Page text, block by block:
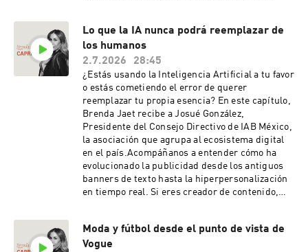
sociales, el fenómeno del wish list de las
Birkins, las anécdotas detrás de los directores
creativos como Karl Lagerfeld y cómo el
mercado mexicano se ha vuelto tan maduro que
las grandes firmas globales diseñan piezas
exclusivas para nuestro país. Una plática
indispensable para entender el verdadero
significado del Savoir-Faire.Caprichos, con
Brenda Jaet, por adn Noticias Radio.
Lo que la IA nunca podrá reemplazar de
los humanos
2.7.2026
28:45
¿Estás usando la Inteligencia Artificial a tu favor
o estás cometiendo el error de querer
reemplazar tu propia esencia? En este capítulo,
Brenda Jaet recibe a Josué González,
Presidente del Consejo Directivo de IAB México,
la asociación que agrupa al ecosistema digital
en el país.Acompáñanos a entender cómo ha
evolucionado la publicidad desde los antiguos
banners de texto hasta la hiperpersonalización
en tiempo real. Si eres creador de contenido,
una perspectiva completamente
nueva.Caprichos, con Brenda Jaet, por adn
Moda y fútbol desde el punto de vista de
Vogue